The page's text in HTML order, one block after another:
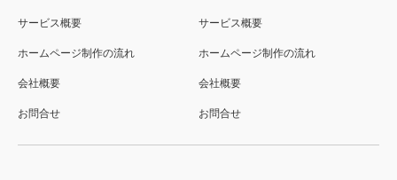
サービス概要
ホームページ制作の流れ
会社概要
お問合せ
サービス概要
ホームページ制作の流れ
会社概要
お問合せ